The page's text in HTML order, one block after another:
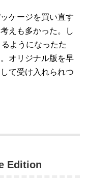
ケージを買い直す
えも多かった。し
ようになったた
オリジナル版を早
て受け入れられつ
Edition